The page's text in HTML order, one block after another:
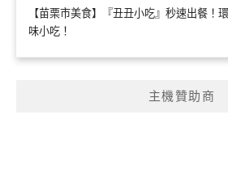
【苗栗市美食】『丑丑小吃』秒速出餐！
味小吃！
主機贊助商